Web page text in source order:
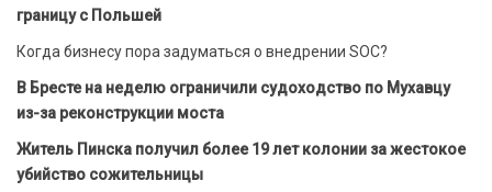
границу с Польшей
Когда бизнесу пора задуматься о внедрении SOC?
В Бресте на неделю ограничили судоходство по Мухавцу
из-за реконструкции моста
Житель Пинска получил более 19 лет колонии за жестокое
убийство сожительницы